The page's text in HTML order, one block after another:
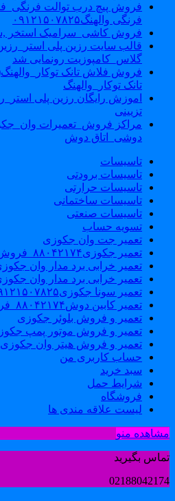
فروش پیچ درب توالت
فرنگی والهنگ۰۹۱۲۱۵۰۷۸۲۵
فروش کاشی_سرامیک استخر
قالب سایت رزین پلی استر_رزین
گلاس_کامپوزیت رونمایی شد
فروش فلاش تانک
تانک توکار_والهنگ
اموزش رایگان رزین پلی
تزیینی
مراکز فروش_تعمیرات
دوشی_اتاق دوش
تاسیسات
تاسیسات برودتی
تاسیسات حرارتی
تاسیسات ساختمانی
تاسیسات صنعتی
تسویه حساب
تعمیر جت وان جکوزی
تعمیر جکوزی۸۸۰۴۲۱۷۴_فروش وان_جکوزی
تعمیر خرابی برد مدار وان جکوزی
تعمیر خرابی برد مدار وان جکوزی
تعمیر سونا جکوزی۰۹۱۲۱۵۰۷۸۲۵#| Sauna | Jacuzzi
تعمیر کابین دوش۸۸۰۴۲۱۷۴_فروش کابین دوش
تعمیر و فروش بلوئر جکوزی
تعمیر و فروش موتور پمپ جکوزی
تعمیر و فروش هیتر وان جکوزی
حساب کاربری من
سبد خرید
شرایط حمل
فروشگاه
لیست علاقه مندی ها
منو
بگیرید